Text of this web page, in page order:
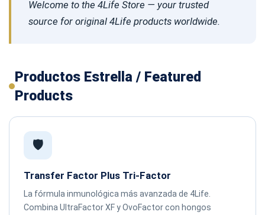
Welcome to the 4Life Store — your trusted
source for original 4Life products worldwide.
Productos Estrella / Featured
Products
🛡️
Transfer Factor Plus Tri-Factor
La fórmula inmunológica más avanzada de 4Life.
Combina UltraFactor XF y OvoFactor con hongos